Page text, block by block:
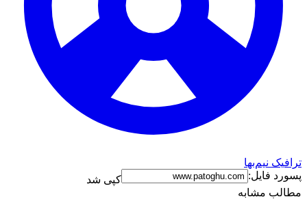
ترافیک نیم‌بها
پسورد فایل:
کپی شد
مطالب مشابه